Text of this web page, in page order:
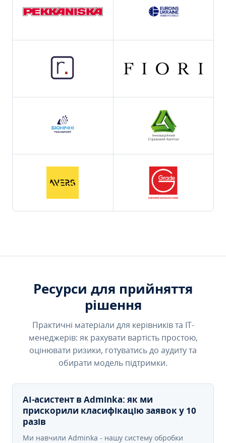
Ресурси для прийняття
рішення
Практичні матеріали для керівників та IT-
менеджерів: як рахувати вартість простою,
оцінювати ризики, готуватись до аудиту та
обирати модель підтримки.
AI-асистент в Adminka: як ми
прискорили класифікацію заявок у 10
разів
Ми навчили Adminka - нашу систему обробки